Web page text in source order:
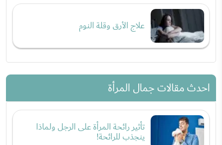
علاج الأرق وقلة النوم
احدث مقالات جمال المرأة
تأثير رائحة المرأة على الرجل ولماذا
ينجذب للرائحة!